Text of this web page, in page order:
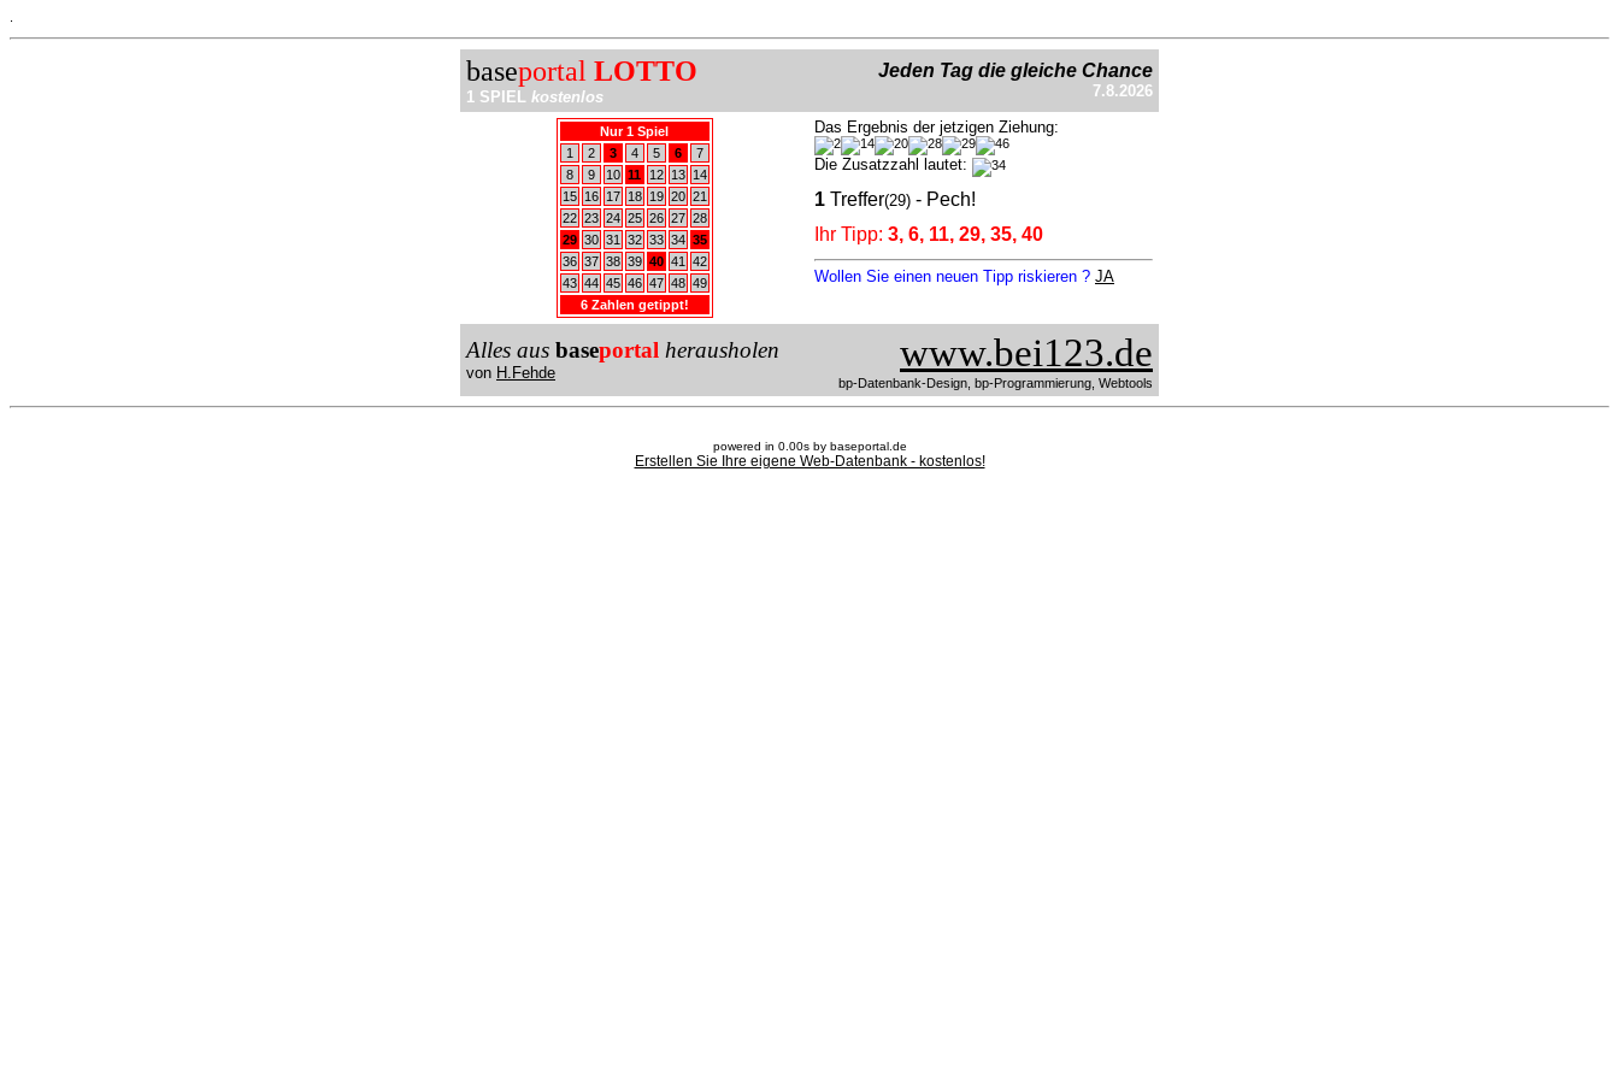
baseportal LOTTO
1 SPIEL kostenlos
Jeden Tag die gleiche Chance
7.8.2026
Nur 1 Spiel
1
2 3 4 5 6
7
8
9 10 11 12 13
14
15
16 17 18 19 20 21
22 23 24 25 26 27 28
29 30 31 32 33 34 35
36 37 38 39 40 41
42
43 44 45 46 47 48 49
6 Zahlen getippt!
Das Ergebnis der jetzigen Ziehung:
Die Zusatzzahl lautet:
1 Treffer(29) - Pech!
Ihr Tipp: 3, 6, 11, 29, 35, 40
Wollen Sie einen neuen Tipp riskieren ? JA
Alles aus baseportal herausholen
von H.Fehde www.bei123.de
bp-Datenbank-Design, bp-Programmierung, Webtools
powered in 0.00s by baseportal.de
Erstellen Sie Ihre eigene Web-Datenbank - kostenlos!